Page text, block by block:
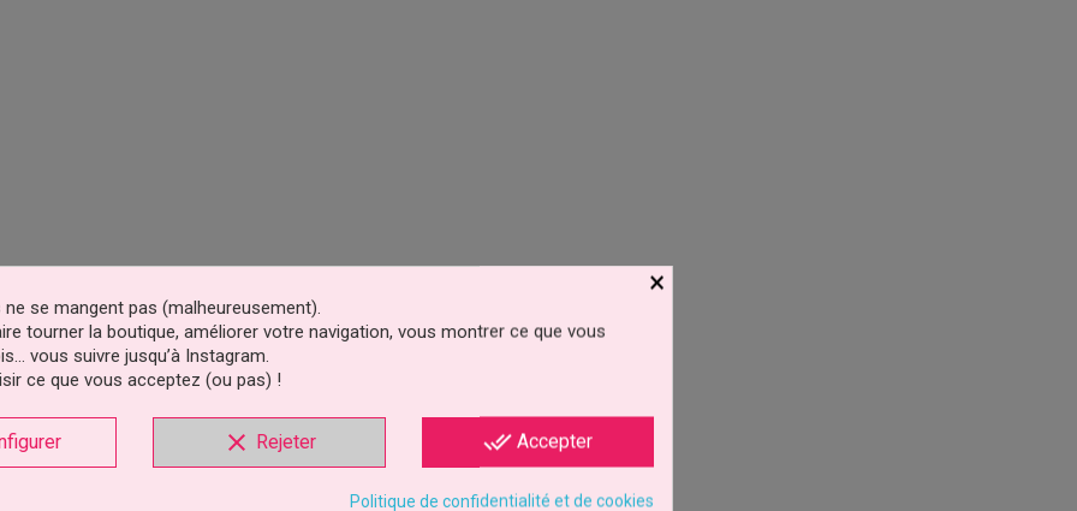
×
se mangent pas (malheureusement).
tourner la boutique, améliorer votre navigation, vous montrer ce que vous
vous suivre jusqu’à Instagram.
ce que vous acceptez (ou pas) !
clear Rejeter done_all Accepter
Politique de confidentialité et de cookies